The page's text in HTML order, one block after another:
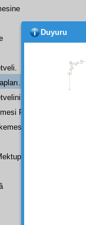
zeylidir.
Riyasetine:
Yazılan
Duyuru